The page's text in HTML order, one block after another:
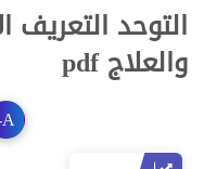
التوحد
والعلاج pdf
A